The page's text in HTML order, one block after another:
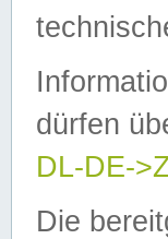
dürfen
DL-DE-
Die